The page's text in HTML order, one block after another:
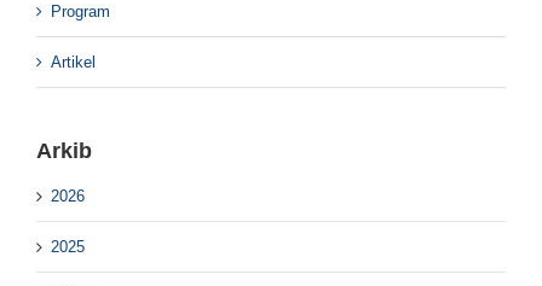
Program
Artikel
Arkib
2026
2025